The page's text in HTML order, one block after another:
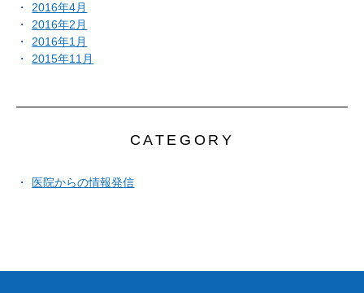
2016年4月
2016年2月
2016年1月
2015年11月
CATEGORY
医院からの情報発信